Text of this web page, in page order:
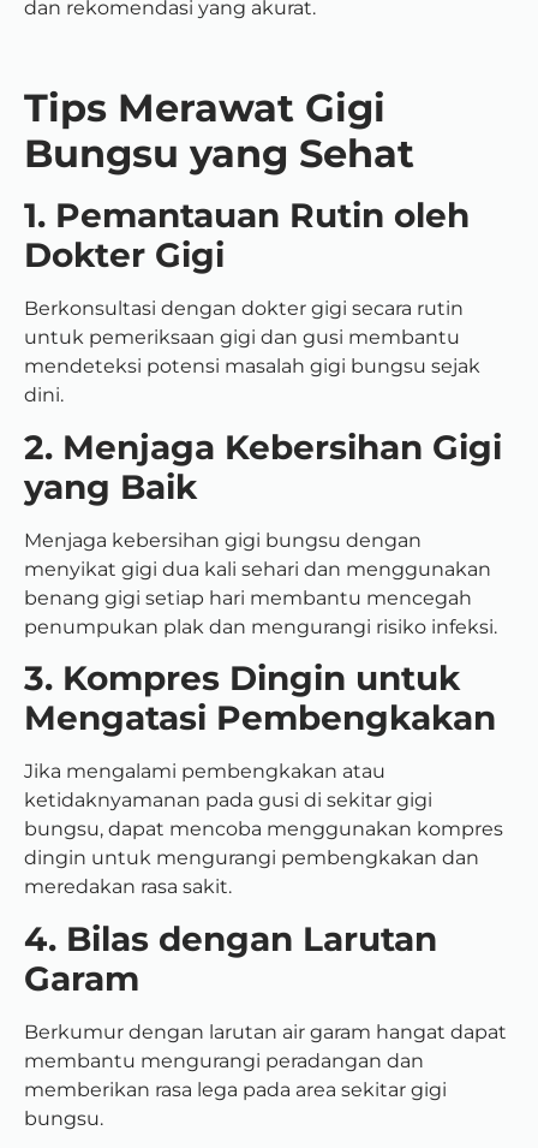
dan rekomendasi yang akurat.
Tips Merawat Gigi
Bungsu yang Sehat
1. Pemantauan Rutin oleh
Dokter Gigi
Berkonsultasi dengan dokter gigi secara rutin
untuk pemeriksaan gigi dan gusi membantu
mendeteksi potensi masalah gigi bungsu sejak
dini.
2. Menjaga Kebersihan Gigi
yang Baik
Menjaga kebersihan gigi bungsu dengan
menyikat gigi dua kali sehari dan menggunakan
benang gigi setiap hari membantu mencegah
penumpukan plak dan mengurangi risiko infeksi.
3. Kompres Dingin untuk
Mengatasi Pembengkakan
Jika mengalami pembengkakan atau
ketidaknyamanan pada gusi di sekitar gigi
bungsu, dapat mencoba menggunakan kompres
dingin untuk mengurangi pembengkakan dan
meredakan rasa sakit.
4. Bilas dengan Larutan
Garam
Berkumur dengan larutan air garam hangat dapat
membantu mengurangi peradangan dan
memberikan rasa lega pada area sekitar gigi
bungsu.